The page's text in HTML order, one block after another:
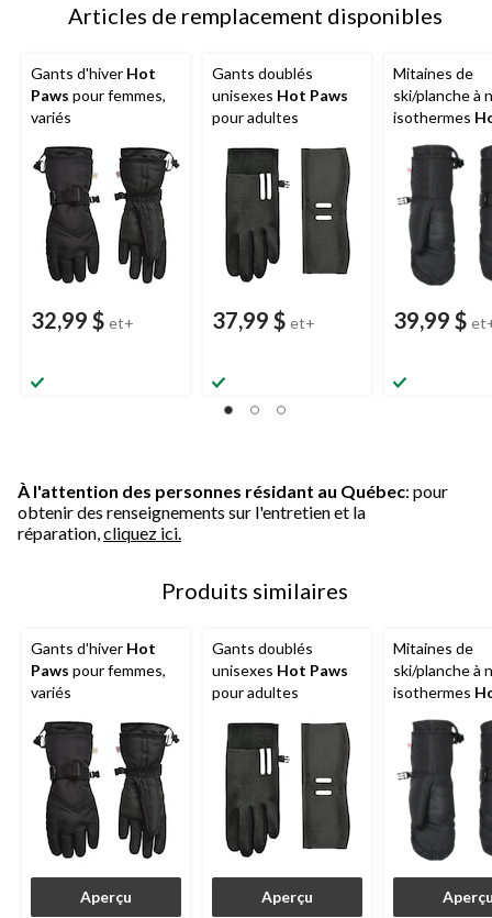
Articles de remplacement disponibles
Gants d'hiver Hot
Paws pour femmes,
variés
32,99 $ et+
Gants doublés
unisexes Hot Paws
pour adultes
37,99 $ et+
Mitaines de
ski/planche à
isothermes
39,99 $
À l'attention des personnes résidant au Québec: pour
obtenir des renseignements sur l'entretien et la
réparation, cliquez ici.
Produits similaires
Gants d'hiver Hot
Paws pour femmes,
variés
Aperçu
Gants doublés
unisexes Hot Paws
pour adultes
Aperçu
Mitaines de
ski/planche à
isothermes